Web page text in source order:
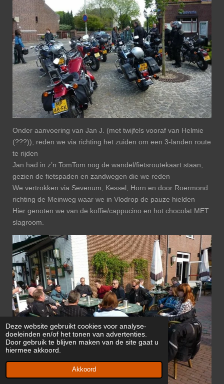
Deze website gebruikt cookies voor analyse-
doeleinden en/of het tonen van advertenties.
Door gebruik te blijven maken van de site gaat u
hiermee akkoord.
Akkoord
Onder aanvoering van Jan J. (met twijfels vooraf van Helmie
(???)), reden we via richting het zuiden om een 3-landen route
te rijden
Jan had in z’n TomTom nog de wandel/fietsroutekaart staan,
gezien de fietspaden en zandwegen die we reden
We vertrokken via Sevenum, Kessel, Horn en door Roermond
richting de Meinweg waar we in Vlodrop de pauze hielden
Hier genoten we van de koffie/cappucino en hot chocolat MET
slagroom.